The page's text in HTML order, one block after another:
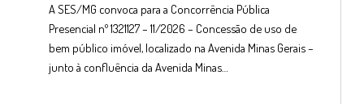
A SES/MG convoca para a Concorrência Pública
Presencial nº 1321127 – 11/2026 – Concessão de uso de
bem público imóvel, localizado na Avenida Minas Gerais –
junto à confluência da Avenida Minas…